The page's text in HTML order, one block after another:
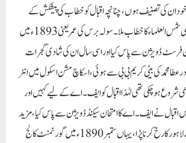
ان کی تصنیف ہوں ، چنانچہ اقبال کو خطاب کی پیشکش کے
موقع پر سید میر حسن کو بھی شمس العلماء کا خطاب ملا ۔ سولہ برس کی عمر یعنی 1893ء میں
فرسٹ ڈویژن سے پاس کیا اور اسی سال ان کی شادی گجرات
محمد کی بیٹی کریم بی بی سے ہوئی ، اسکاچ مشن اسکول میں انٹر
ہو چکی تھی لہٰذا اقبال کو ایف ۔ اے کے لیے کہیں اور
جانا پڑا ، 1890ء میں اقبال نے ایف ۔ اے کا امتحان سیکنڈ ڈویژن سے پاس کیا ، مزید
تعلیم کے حصول کے لیے لاہور کا رخ کرنا پڑا ، یہاں ستمبر 1890ء میں گورنمنٹ کالج